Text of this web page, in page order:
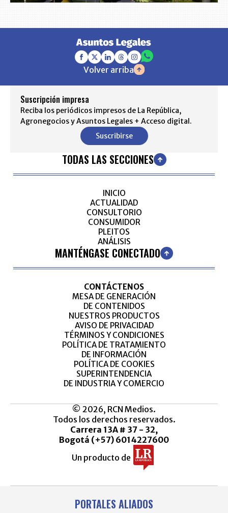
Volver arriba
Suscripción impresa
Reciba los periódicos impresos de La República,
Agronegocios y Asuntos Legales + Acceso digital.
Suscribirse
TODAS LAS SECCIONES
INICIO
ACTUALIDAD
CONSULTORIO
CONSUMIDOR
PLEITOS
ANÁLISIS
MANTÉNGASE CONECTADO
CONTÁCTENOS
MESA DE GENERACIÓN
DE CONTENIDOS
NUESTROS PRODUCTOS
AVISO DE PRIVACIDAD
TÉRMINOS Y CONDICIONES
POLÍTICA DE TRATAMIENTO
DE INFORMACIÓN
POLÍTICA DE COOKIES
SUPERINTENDENCIA
DE INDUSTRIA Y COMERCIO
© 2026, RCN Medios.
Todos los derechos reservados.
Carrera 13A # 37 - 32,
Bogotá (+57) 6014227600
Un producto de
PORTALES ALIADOS